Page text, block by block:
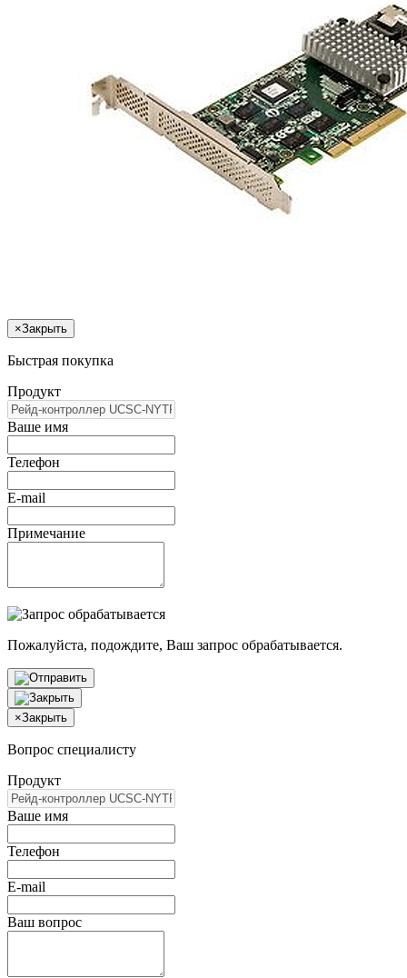
×Закрыть
Быстрая покупка
Продукт
Ваше имя
Телефон
E-mail
Примечание
Пожалуйста, подождите, Ваш запрос обрабатывается.
×Закрыть
Вопрос специалисту
Продукт
Ваше имя
Телефон
E-mail
Ваш вопрос